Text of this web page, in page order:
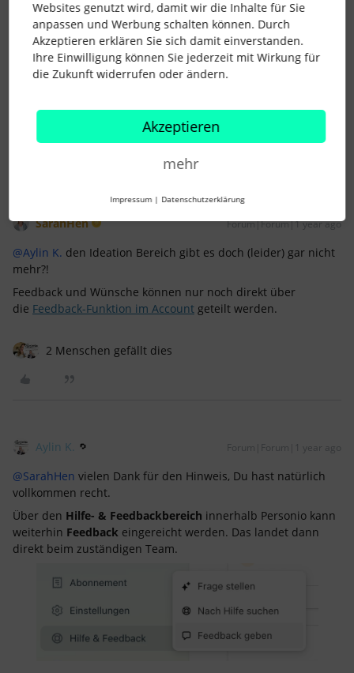
aktuell gibt es noch keine Platzhalterfür die
Stellenbezeichnung. Teile Deinen Vorschlag gerne
Ideation Bereich, damit er upgevotet werden.
Liebe Grüße
1 Personen gefällt dies
SarahHen Forum|Forum|1 year ago
@Aylin K. den Ideation Bereich gibt es doch (leider) gar nicht
mehr?!
Feedback und Wünsche können nur noch direkt über
die Feedback-Funktion im Account geteilt werden.
2 Menschen gefällt dies
Aylin K. Forum|Forum|1 year ago
@SarahHen vielen Dank für den Hinweis, Du hast natürlich
vollkommen recht.
Über den Hilfe- & Feedbackbereich innerhalb Personio kann
weiterhin Feedback eingereicht werden. Das landet dann
direkt beim zuständigen Team.
Websites genutzt wird, damit wir die Inhalte für Sie
anpassen und Werbung schalten können. Durch
Akzeptieren erklären Sie sich damit einverstanden.
Ihre Einwilligung können Sie jederzeit mit Wirkung für
die Zukunft widerrufen oder ändern.
Akzeptieren
mehr
Impressum | Datenschutzerklärung